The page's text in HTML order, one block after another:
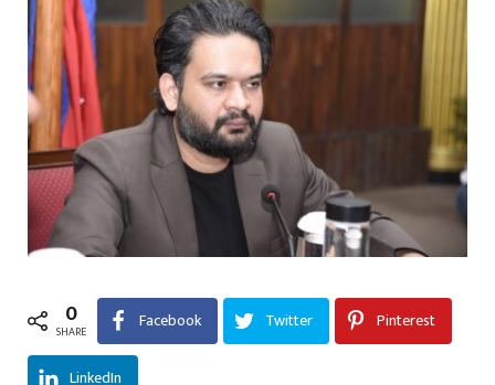
0
SHARE Facebook Twitter Pinterest
LinkedIn